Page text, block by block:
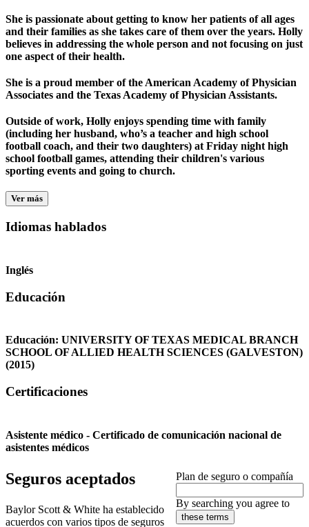
She is passionate about getting to know her patients of all ages
and their families as she takes care of them over the years. Holly
believes in addressing the whole person and not focusing on just
one aspect of their health.
She is a proud member of the American Academy of Physician
Associates and the Texas Academy of Physician Assistants.
Outside of work, Holly enjoys spending time with family
(including her husband, who’s a teacher and high school
football coach, and their two daughters) at Friday night high
school football games, attending their children's various
sporting events and going to church.
Ver más
Idiomas hablados
Inglés
Educación
Educación: UNIVERSITY OF TEXAS MEDICAL BRANCH
SCHOOL OF ALLIED HEALTH SCIENCES (GALVESTON)
(2015)
Certificaciones
Asistente médico - Certificado de comunicación nacional de
asistentes médicos
Seguros aceptados
Baylor Scott & White ha establecido
acuerdos con varios tipos de seguros
Plan de seguro o compañía
By searching you agree to
these terms